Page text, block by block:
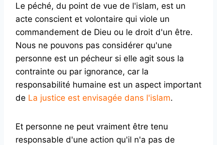
Le péché, du point de vue de l'islam, est un
acte conscient et volontaire qui viole un
commandement de Dieu ou le droit d'un être.
Nous ne pouvons pas considérer qu'une
personne est un pécheur si elle agit sous la
contrainte ou par ignorance, car la
responsabilité humaine est un aspect important
de La justice est envisagée dans l'islam.
Et personne ne peut vraiment être tenu
responsable d'une action qu'il n'a pas de